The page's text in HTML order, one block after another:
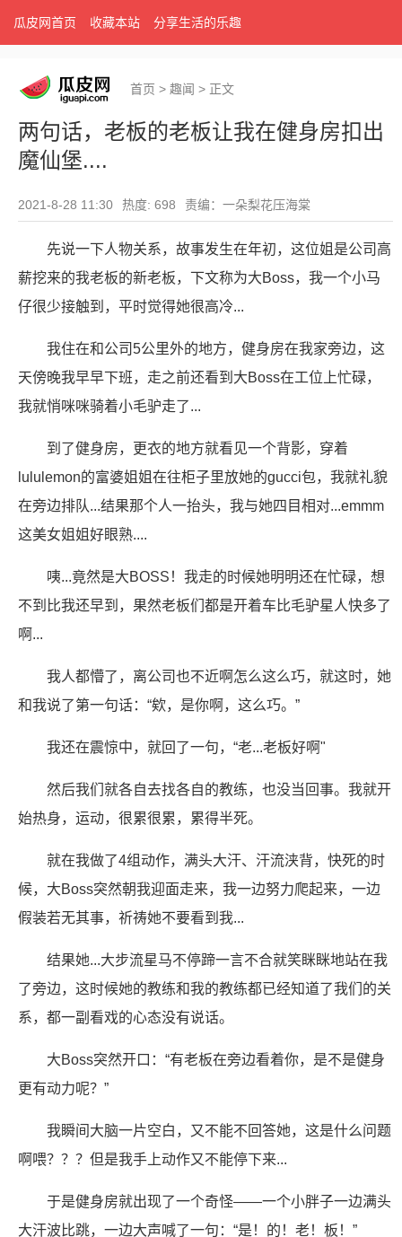
瓜皮网首页 收藏本站 分享生活的乐趣
首页 > 趣闻 > 正文
两句话，老板的老板让我在健身房扣出
魔仙堡....
2021-8-28 11:30 热度: 698 责编：一朵梨花压海棠
先说一下人物关系，故事发生在年初，这位姐是公司高
薪挖来的我老板的新老板，下文称为大Boss，我一个小马
仔很少接触到，平时觉得她很高冷...
我住在和公司5公里外的地方，健身房在我家旁边，这
天傍晚我早早下班，走之前还看到大Boss在工位上忙碌，
我就悄咪咪骑着小毛驴走了...
到了健身房，更衣的地方就看见一个背影，穿着
lululemon的富婆姐姐在往柜子里放她的gucci包，我就礼貌
在旁边排队...结果那个人一抬头，我与她四目相对...emmm
这美女姐姐好眼熟....
咦...竟然是大BOSS！我走的时候她明明还在忙碌，想
不到比我还早到，果然老板们都是开着车比毛驴星人快多了
啊...
我人都懵了，离公司也不近啊怎么这么巧，就这时，她
和我说了第一句话：“欸，是你啊，这么巧。”
我还在震惊中，就回了一句，“老...老板好啊"
然后我们就各自去找各自的教练，也没当回事。我就开
始热身，运动，很累很累，累得半死。
就在我做了4组动作，满头大汗、汗流浃背，快死的时
候，大Boss突然朝我迎面走来，我一边努力爬起来，一边
假装若无其事，祈祷她不要看到我...
结果她...大步流星马不停蹄一言不合就笑眯眯地站在我
了旁边，这时候她的教练和我的教练都已经知道了我们的关
系，都一副看戏的心态没有说话。
大Boss突然开口：“有老板在旁边看着你，是不是健身
更有动力呢？”
我瞬间大脑一片空白，又不能不回答她，这是什么问题
啊喂？？？但是我手上动作又不能停下来...
于是健身房就出现了一个奇怪——一个小胖子一边满头
大汗波比跳，一边大声喊了一句：“是！的！老！板！”